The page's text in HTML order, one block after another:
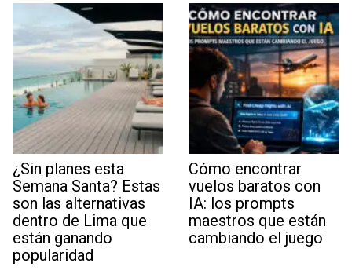
¿Sin planes esta
Semana Santa? Estas
son las alternativas
dentro de Lima que
están ganando
popularidad
Cómo encontrar
vuelos baratos con
IA: los prompts
maestros que están
cambiando el juego